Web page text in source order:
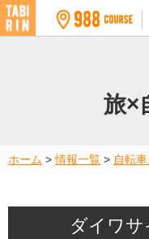
旅×
ホーム >情報一覧 > 自転
ダイワサ